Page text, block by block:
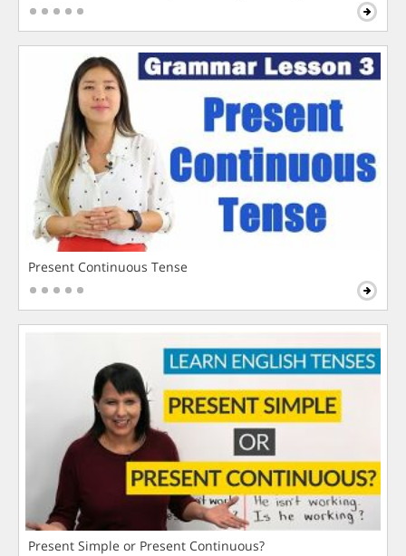
Present Continuous Tense
Present Simple or Present Continuous?